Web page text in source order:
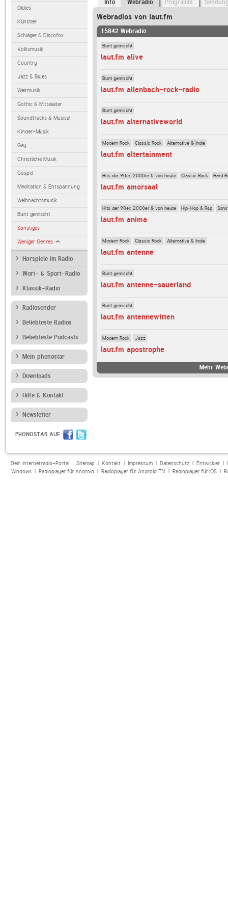
Oldies
Künstler
Schlager & Discofox
Volksmusik
Country
Jazz & Blues
Weltmusik
Gothic & Mittelalter
Soundtracks & Musical
Kinder-Musik
Gay
Christliche Musik
Gospel
Meditation & Entspannung
Weihnachtsmusik
Bunt gemischt
Sonstiges
Weniger Genres
Hörspiele im Radio
Wort- & Sport-Radio
Klassik-Radio
Radiosender
Beliebteste Radios
Beliebteste Podcasts
Mein phonostar
Downloads
Hilfe & Kontakt
Newsletter
PHONOSTAR AUF
Info Webradio Programm
Webradios von laut.fm
15842 Webradio
Bunt gemischt
laut.fm alive
Bunt gemischt
laut.fm allenbach-rock-radio
Bunt gemischt
laut.fm alternativeworld
Modern Rock Classic Rock Alternative & Indie
laut.fm altertainment
Hits der 90er, 2000er & von heute Classic Rock Hard
laut.fm amorsaal
Hits der 90er, 2000er & von heute Hip-Hop & Rap
laut.fm anima
Modern Rock Classic Rock Alternative & Indie
laut.fm antenne
Bunt gemischt
laut.fm antenne-sauerland
Bunt gemischt
laut.fm antennewitten
Modern Rock Jazz
laut.fm apostrophe
Mehr
Dein Internetradio-Portal : Sitemap| Kontakt| Impressum| Datenschutz| Entwickler|
Windows| Radioplayer für Android| Radioplayer für Android TV| Radioplayer für iOS|